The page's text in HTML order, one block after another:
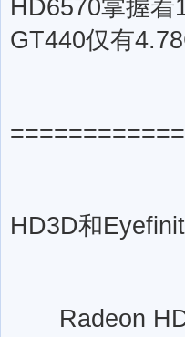
HD6570掌握着
GT440仅有
HD3D和
Radeon HD